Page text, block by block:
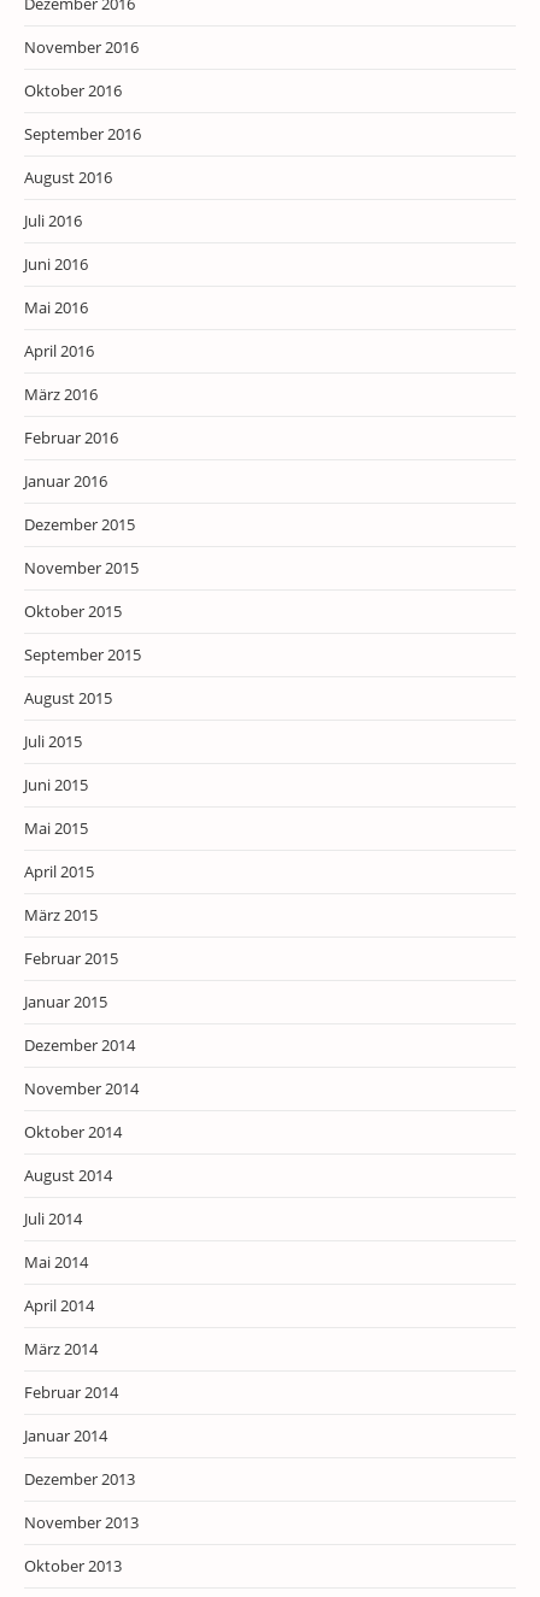
November 2016
Oktober 2016
September 2016
August 2016
Juli 2016
Juni 2016
Mai 2016
April 2016
März 2016
Februar 2016
Januar 2016
Dezember 2015
November 2015
Oktober 2015
September 2015
August 2015
Juli 2015
Juni 2015
Mai 2015
April 2015
März 2015
Februar 2015
Januar 2015
Dezember 2014
November 2014
Oktober 2014
August 2014
Juli 2014
Mai 2014
April 2014
März 2014
Februar 2014
Januar 2014
Dezember 2013
November 2013
Oktober 2013